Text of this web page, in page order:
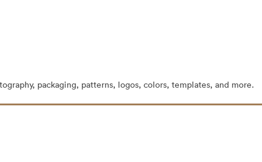
packaging, patterns, logos, colors, templates, and more.